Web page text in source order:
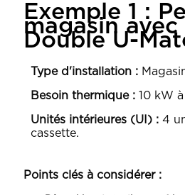
Exemple 1 :
magasin avec
Double U-
Type d'installation :
Besoin thermique : 10 kW à
Unités intérieures (UI) : 4
cassette.
Points clés à considérer :